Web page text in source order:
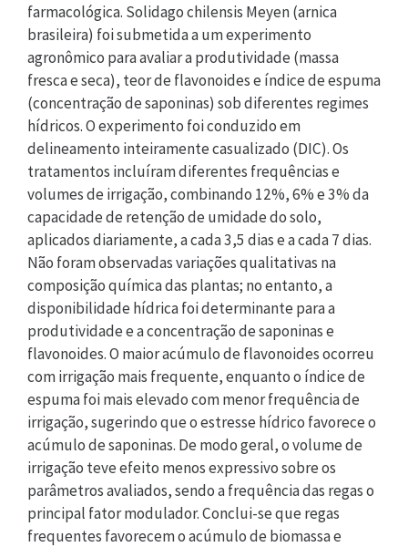
farmacológica. Solidago chilensis Meyen (arnica
brasileira) foi submetida a um experimento
agronômico para avaliar a produtividade (massa
fresca e seca), teor de flavonoides e índice de espuma
(concentração de saponinas) sob diferentes regimes
hídricos. O experimento foi conduzido em
delineamento inteiramente casualizado (DIC). Os
tratamentos incluíram diferentes frequências e
volumes de irrigação, combinando 12%, 6% e 3% da
capacidade de retenção de umidade do solo,
aplicados diariamente, a cada 3,5 dias e a cada 7 dias.
Não foram observadas variações qualitativas na
composição química das plantas; no entanto, a
disponibilidade hídrica foi determinante para a
produtividade e a concentração de saponinas e
flavonoides. O maior acúmulo de flavonoides ocorreu
com irrigação mais frequente, enquanto o índice de
espuma foi mais elevado com menor frequência de
irrigação, sugerindo que o estresse hídrico favorece o
acúmulo de saponinas. De modo geral, o volume de
irrigação teve efeito menos expressivo sobre os
parâmetros avaliados, sendo a frequência das regas o
principal fator modulador. Conclui-se que regas
frequentes favorecem o acúmulo de biomassa e